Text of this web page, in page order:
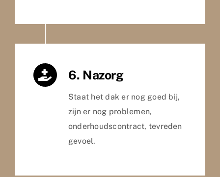
6. Nazorg
Staat het dak er nog goed bij,
zijn er nog problemen,
onderhoudscontract, tevreden
gevoel.